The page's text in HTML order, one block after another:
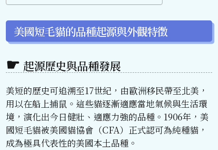
美國短毛貓的品種起源與外觀特徵
起源歷史與品種發展
美短的歷史可追溯至17世紀，由歐洲移民帶至北美，
用以在船上捕鼠。這些貓逐漸適應當地氣候與生活環
境，演化出今日健壯、適應力強的品種。1906年，美
國短毛貓被美國貓協會（CFA）正式認可為純種貓，
成為極具代表性的美國本土品種。